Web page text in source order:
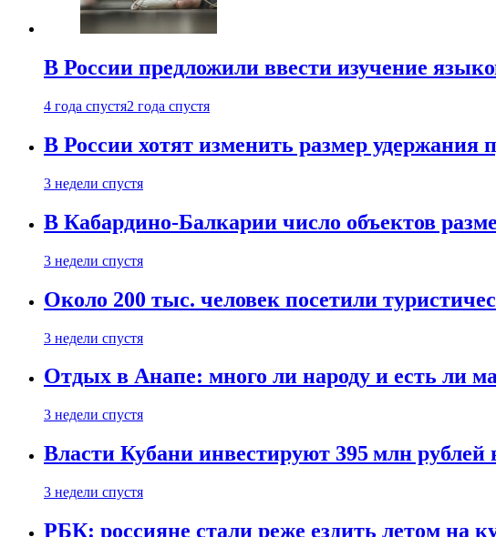
В России предложили ввести изучение
4 года спустя2 года спустя
В России хотят изменить размер удержания
3 недели спустя
В Кабардино-Балкарии число объектов
3 недели спустя
Около 200 тыс. человек посетили
3 недели спустя
Отдых в Анапе: много ли народу и есть ли
3 недели спустя
Власти Кубани инвестируют 395 млн рублей
3 недели спустя
РБК: россияне стали реже ездить летом на